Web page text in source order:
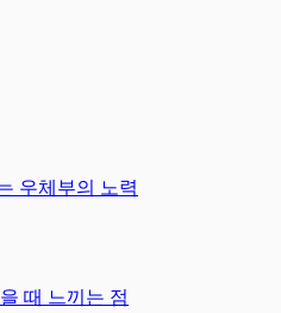
우체부의 노력
때 느끼는 점